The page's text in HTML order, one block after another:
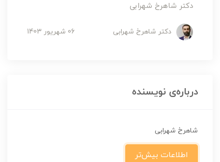
دکتر شاهرخ شهرابی
دکتر شاهرخ شهرابی 06 شهریور 1403
درباره‌ی نویسنده
شاهرخ شهرابی
اطلاعات بیش‌تر